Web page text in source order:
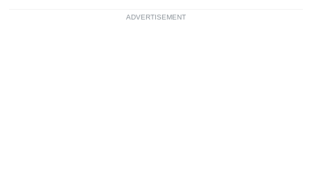
ADVERTISEMENT